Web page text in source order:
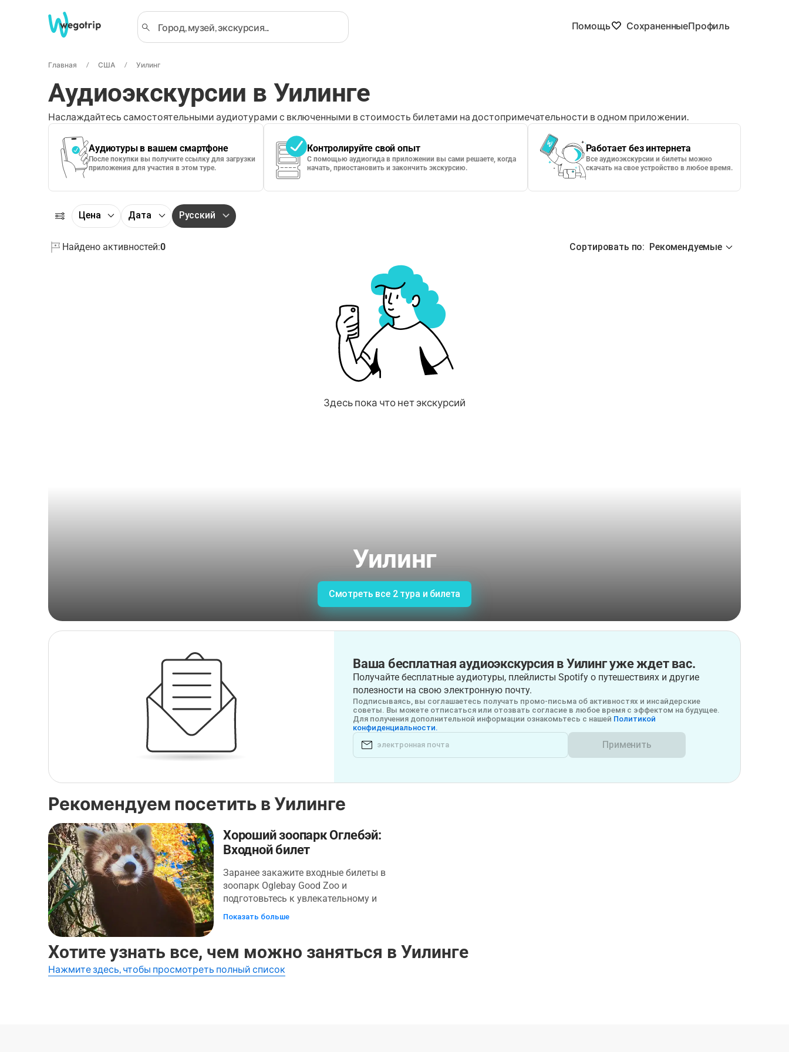
Помощь СохраненныеПрофиль
Главная США Уилинг
Аудиоэкскурсии в Уилинге
Наслаждайтесь самостоятельными аудиотурами с включенными в стоимость билетами на достопримечательности в одном приложении.
Аудиотуры в вашем смартфоне
После покупки вы получите ссылку для загрузки
приложения для участия в этом туре.
Контролируйте свой опыт
С помощью аудиогида в приложении вы сами решаете, когда
начать, приостановить и закончить экскурсию.
Работает без интернета
Все аудиоэкскурсии и билеты можно
скачать на свое устройство в любое время.
Цена Дата Русский
Найдено активностей:0 Сортировать по: Рекомендуемые
Здесь пока что нет экскурсий
Уилинг
Смотреть все 2 тура и билета
Ваша бесплатная аудиоэкскурсия в Уилинг уже ждет вас.
Получайте бесплатные аудиотуры, плейлисты Spotify о путешествиях и другие
полезности на свою электронную почту.
Подписываясь, вы соглашаетесь получать промо-письма об активностях и инсайдерские
советы. Вы можете отписаться или отозвать согласие в любое время с эффектом на будущее.
Для получения дополнительной информации ознакомьтесь с нашей Политикой
конфиденциальности.
Применить
Рекомендуем посетить в Уилинге
Хороший зоопарк Оглебэй:
Входной билет
Заранее закажите входные билеты в
зоопарк Oglebay Good Zoo и
подготовьтесь к увлекательному и
познавательному дню в
аккредитацию AZA. Прогуливаясь по
тенистой, лесистой территории и
знакомясь с местами обитания
Показать больше
Хотите узнать все, чем можно заняться в Уилинге
Нажмите здесь, чтобы просмотреть полный список